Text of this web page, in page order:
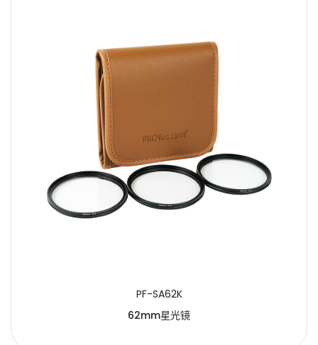
PF-SA62K
62mm星光镜